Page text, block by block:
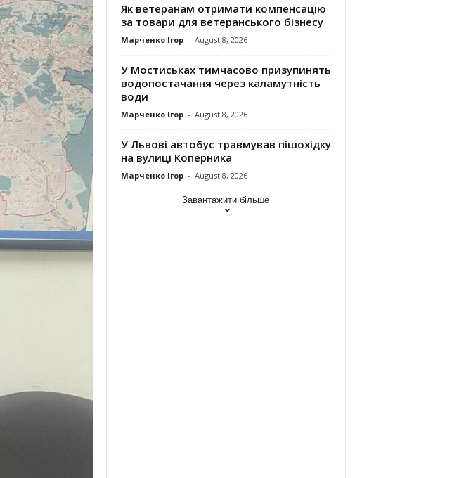
Як ветеранам отримати компенсацію
за товари для ветеранського бізнесу
Марченко Ігор - August 8, 2026
У Мостиськах тимчасово призупинять
водопостачання через каламутність
води
Марченко Ігор - August 8, 2026
У Львові автобус травмував пішохідку
на вулиці Коперника
Марченко Ігор - August 8, 2026
Завантажити більше